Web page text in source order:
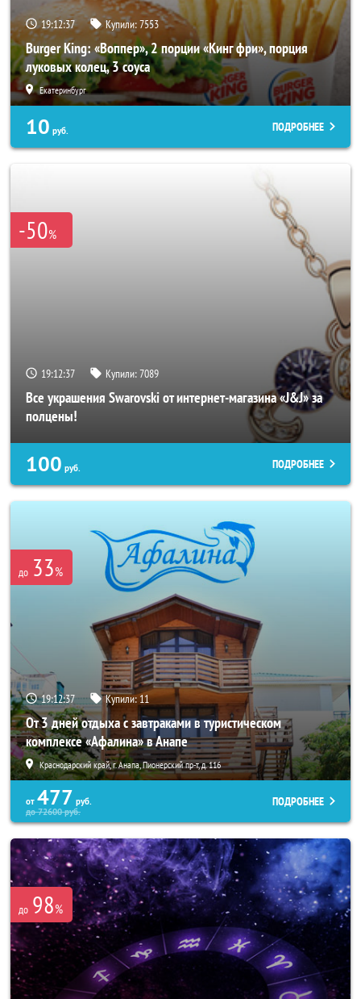
19:12:33 Купили:7553
Burger King: «Воппер», 2 порции «Кинг фри», порция
луковых колец, 3 соуса
Екатеринбург
10 руб. ПОДРОБНЕЕ
-50%
19:12:33 Купили:7089
Все украшения Swarovski от интернет-магазина «J&J» за
полцены!
100 руб. ПОДРОБНЕЕ
до 33%
19:12:33 Купили:11
От 3 дней отдыха с завтраками в туристическом
комплексе «Афалина» в Анапе
Краснодарский край, г. Анапа, Пионерский пр-т, д. 116
от 477 руб.
до72600руб.
ПОДРОБНЕЕ
до 98%